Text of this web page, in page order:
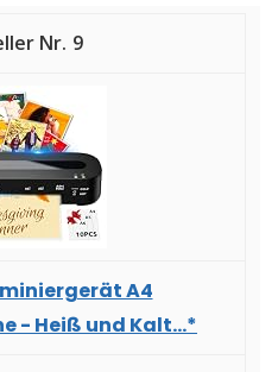
9
A4
- Heiß und Kalt...*